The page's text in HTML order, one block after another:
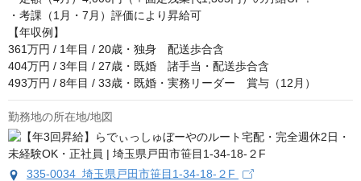
・考課（1月・7月）評価により昇給可
【年収例】
361万円 / 1年目 / 20歳・独身　配送歩合含
404万円 / 3年目 / 27歳・既婚　諸手当・配送歩合含
493万円 / 8年目 / 33歳・既婚・実務リーダー　賞与（12月）
勤務地の所在地/地図
335-0034 埼玉県戸田市笹目1-34-18-２F